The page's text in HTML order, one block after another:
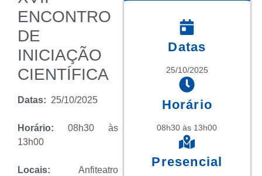
ENCONTRO
DE
INICIAÇÃO
CIENTÍFICA
Datas: 25/10/2025
Horário: 08h30 às
13h00
Locais: Anfiteatro
Datas
25/10/2025
Horário
08h30 às 13h00
Presencial